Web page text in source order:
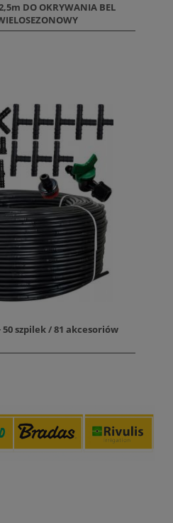
DO OKRYWANIA BEL
szpilek / 81 akcesoriów